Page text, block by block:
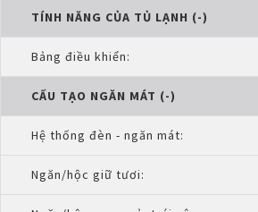
TÍNH NĂNG CỦA TỦ LẠNH (-)
Bảng điều khiển:
CẤU TẠO NGĂN MÁT (-)
Hệ thống đèn - ngăn mát:
Ngăn/hộc giữ tươi: